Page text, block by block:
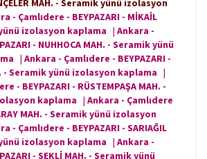
MAH. - Seramik yünü izolasyon
- Çamlıdere - BEYPAZARI - MİKAİL
izolasyon kaplama | Ankara -
- NUHHOCA MAH. - Seramik yünü
| Ankara - Çamlıdere - BEYPAZARI -
- Seramik yünü izolasyon kaplama |
- BEYPAZARI - RÜSTEMPAŞA MAH. -
kaplama | Ankara - Çamlıdere
MAH. - Seramik yünü izolasyon
- Çamlıdere - BEYPAZARI - SARIAĞIL
izolasyon kaplama | Ankara -
- SEKLİ MAH. - Seramik yünü